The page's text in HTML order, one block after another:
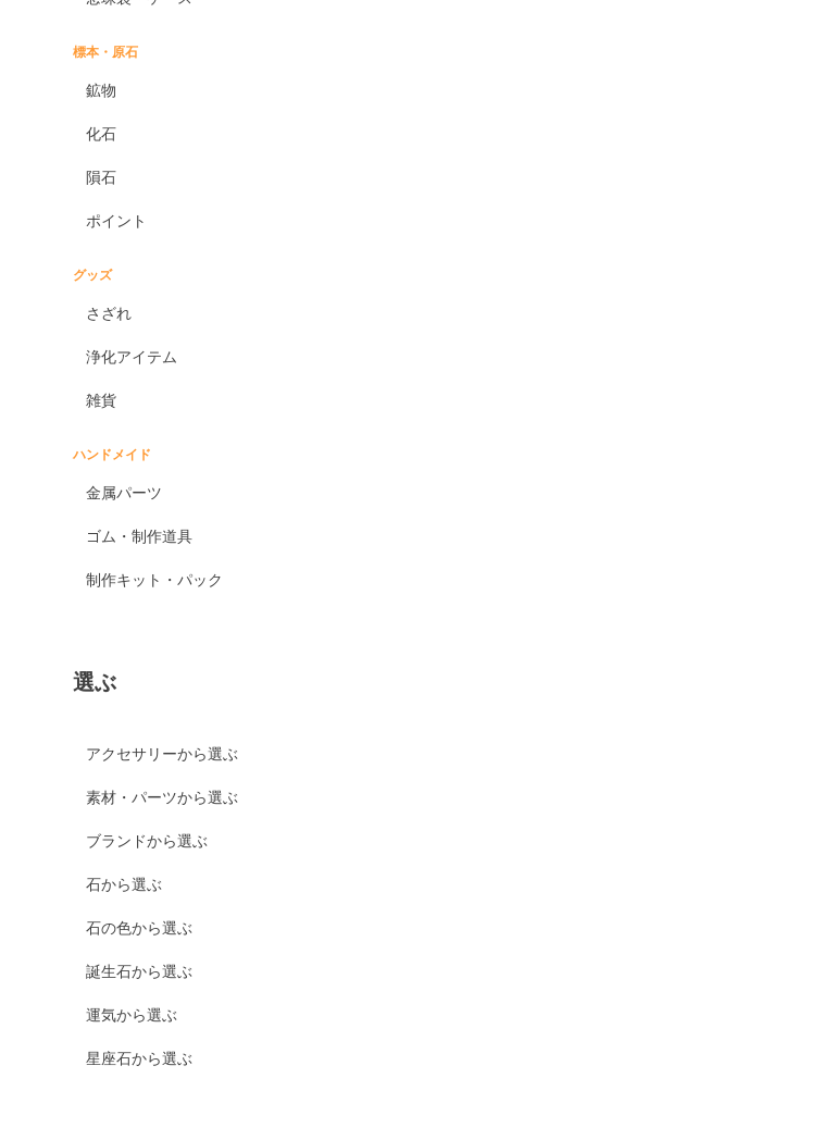
標本・原石
鉱物
化石
隕石
ポイント
グッズ
さざれ
浄化アイテム
雑貨
ハンドメイド
金属パーツ
ゴム・制作道具
制作キット・パック
選ぶ
アクセサリーから選ぶ
素材・パーツから選ぶ
ブランドから選ぶ
石から選ぶ
石の色から選ぶ
誕生石から選ぶ
運気から選ぶ
星座石から選ぶ